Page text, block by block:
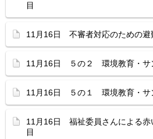
目
11月16日 不審者対応のための避
11月16日 ５の２ 環境教育・サ
11月16日 ５の１ 環境教育・サ
11月16日 福祉委員さんによる
目